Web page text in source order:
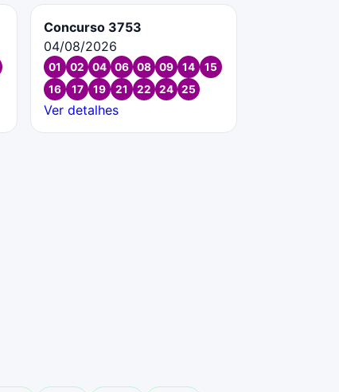
Concurso 3753
04/08/2026
01 02 04 06 08 09 14
15
16
17 19 21 22 24 25
Ver detalhes